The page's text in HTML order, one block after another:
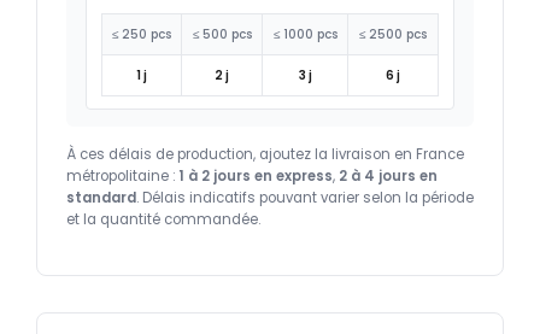
≤ 250 pcs ≤ 500 pcs ≤ 1000 pcs ≤ 2500 pcs
1 j 2 j 3 j 6 j
À ces délais de production, ajoutez la livraison en France
métropolitaine : 1 à 2 jours en express, 2 à 4 jours en
standard. Délais indicatifs pouvant varier selon la période
et la quantité commandée.